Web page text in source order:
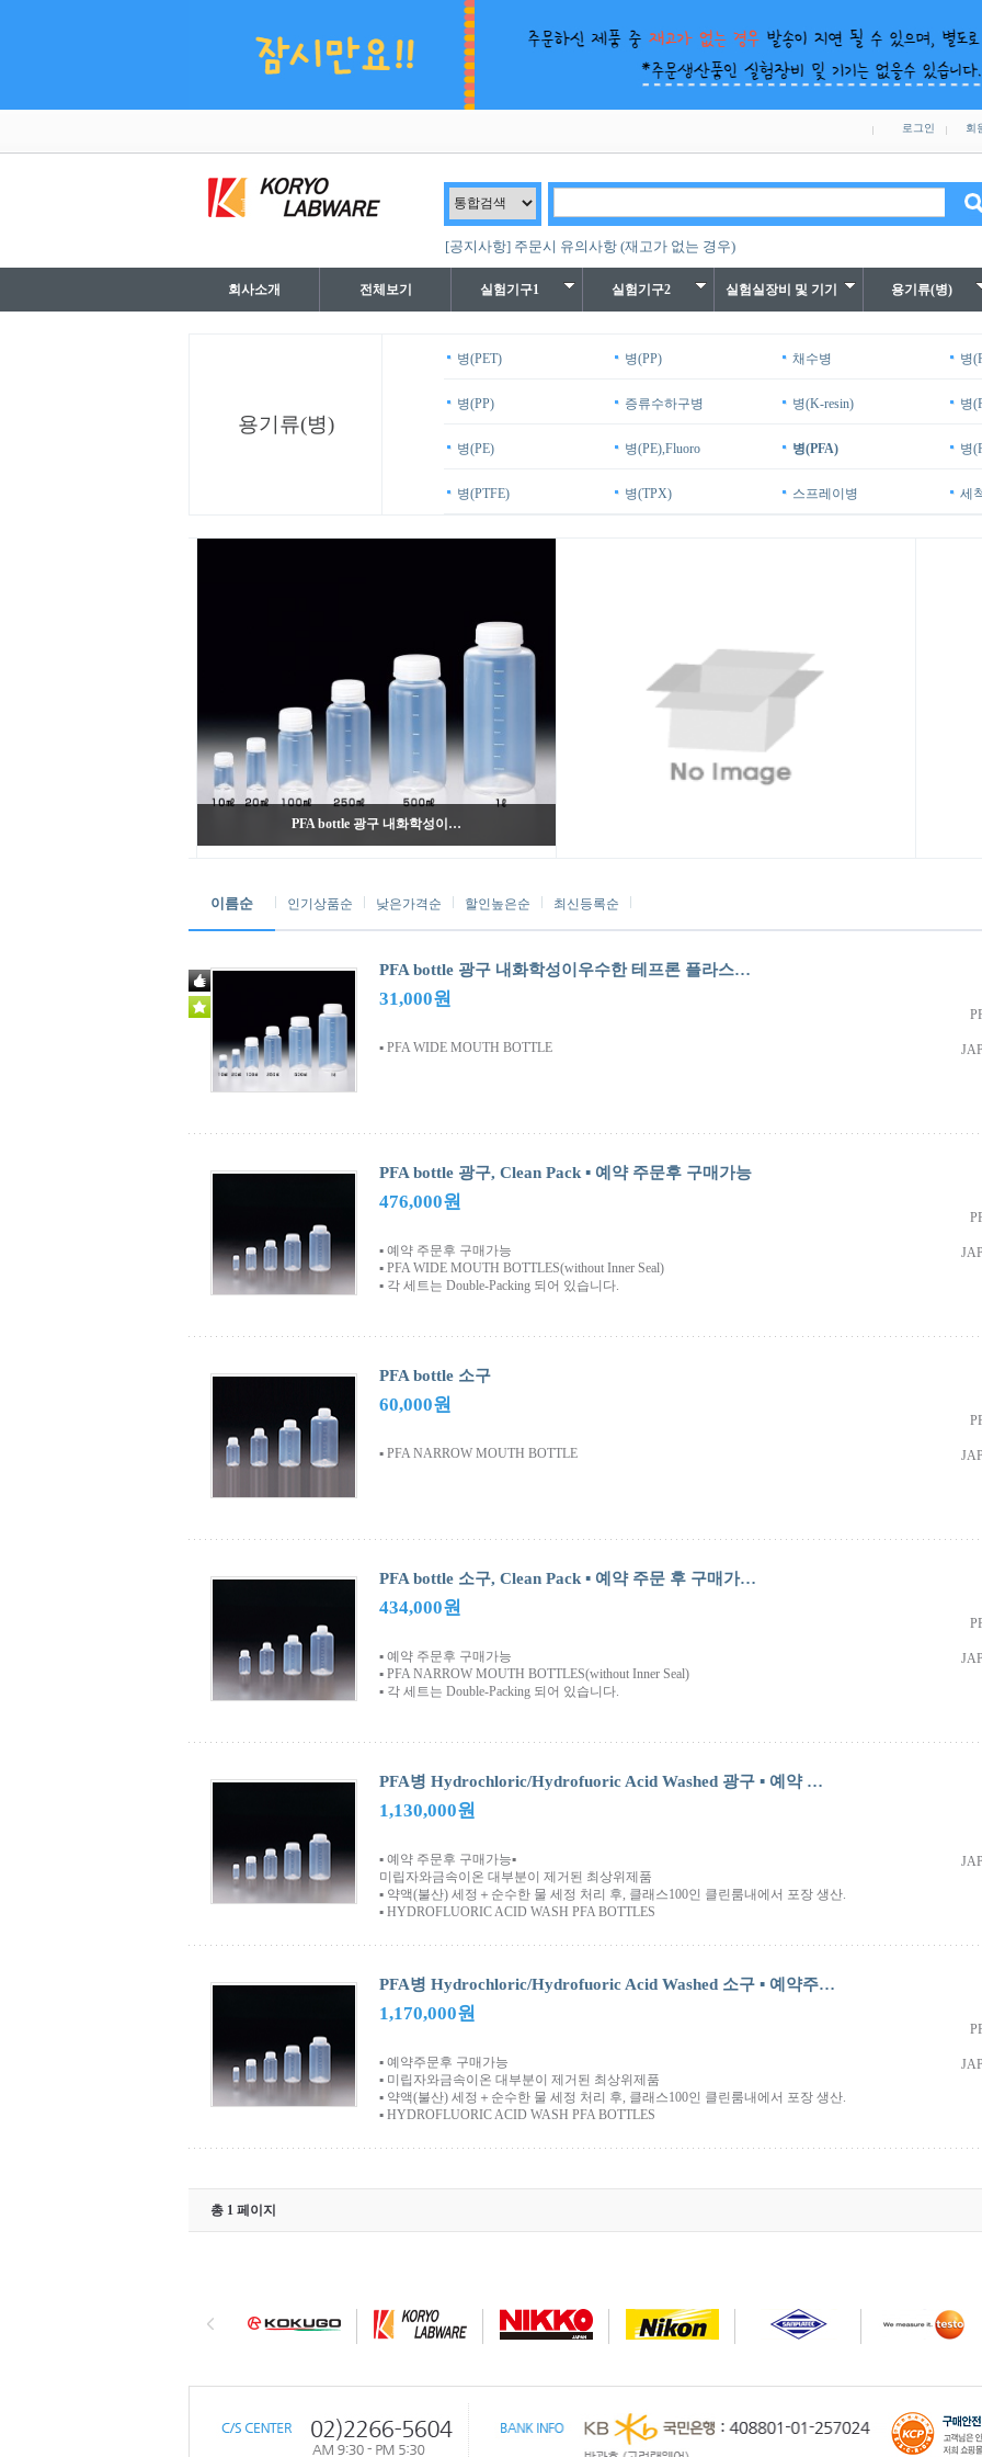
로그인 회
[공지사항] 주문시 유의사항 (재고가 없는 경우)
회사소개 전체보기 실험기구1 실험기구2 실험실장비 및 기기 용기류(병)
용기류(병)
병(PET) 병(PP) 채수병 병
병(PP) 증류수하구병 병(K-resin) 병
병(PE) 병(PE),Fluoro 병(PFA) 병
병(PTFE) 병(TPX) 스프레이병 세
PFA bottle 광구 내화학성이…
이름순 인기상품순 낮은가격순 할인높은순 최신등록순
PFA bottle 광구 내화학성이우수한 테프론 플라스…
31,000원
▪ PFA WIDE MOUTH BOTTLE
PFA bottle 광구, Clean Pack ▪ 예약 주문후 구매가능
476,000원
▪ 예약 주문후 구매가능
▪ PFA WIDE MOUTH BOTTLES(without Inner Seal)
▪ 각 세트는 Double-Packing 되어 있습니다.
PFA bottle 소구
60,000원
▪ PFA NARROW MOUTH BOTTLE
PFA bottle 소구, Clean Pack ▪ 예약 주문 후 구매가…
434,000원
▪ 예약 주문후 구매가능
▪ PFA NARROW MOUTH BOTTLES(without Inner Seal)
▪ 각 세트는 Double-Packing 되어 있습니다.
PFA병 Hydrochloric/Hydrofuoric Acid Washed 광구 ▪ 예약 …
1,130,000원
▪ 예약 주문후 구매가능▪
미립자와금속이온 대부분이 제거된 최상위제품
▪ 약액(불산) 세정＋순수한 물 세정 처리 후, 클래스100인 클린룸내에서 포장 생산.
▪ HYDROFLUORIC ACID WASH PFA BOTTLES
PFA병 Hydrochloric/Hydrofuoric Acid Washed 소구 ▪ 예약주…
1,170,000원
▪ 예약주문후 구매가능
▪ 미립자와금속이온 대부분이 제거된 최상위제품
▪ 약액(불산) 세정＋순수한 물 세정 처리 후, 클래스100인 클린룸내에서 포장 생산.
▪ HYDROFLUORIC ACID WASH PFA BOTTLES
총 1 페이지